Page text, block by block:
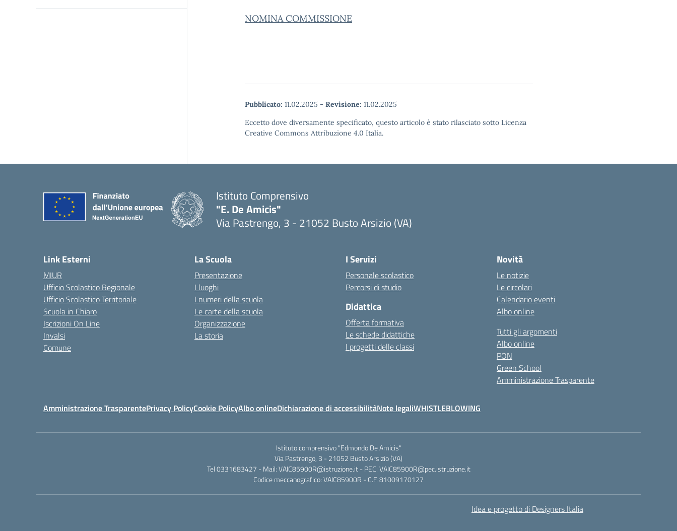
NOMINA COMMISSIONE
Pubblicato: 11.02.2025 - Revisione: 11.02.2025
Eccetto dove diversamente specificato, questo articolo è stato rilasciato sotto Licenza
Creative Commons Attribuzione 4.0 Italia.
Istituto Comprensivo
"E. De Amicis"
Via Pastrengo, 3 - 21052 Busto Arsizio (VA)
Link Esterni
MIUR
Ufficio Scolastico Regionale
Ufficio Scolastico Territoriale
Scuola in Chiaro
Iscrizioni On Line
Invalsi
Comune
La Scuola
Presentazione
I luoghi
I numeri della scuola
Le carte della scuola
Organizzazione
La storia
I Servizi
Personale scolastico
Percorsi di studio
Didattica
Offerta formativa
Le schede didattiche
I progetti delle classi
Novità
Le notizie
Le circolari
Calendario eventi
Albo online
Tutti gli argomenti
Albo online
PON
Green School
Amministrazione Trasparente
Amministrazione TrasparentePrivacy PolicyCookie PolicyAlbo onlineDichiarazione di accessibilitàNote legaliWHISTLEBLOWING
Istituto comprensivo "Edmondo De Amicis"
Via Pastrengo, 3 - 21052 Busto Arsizio (VA)
Tel 0331683427 - Mail: VAIC85900R@istruzione.it - PEC: VAIC85900R@pec.istruzione.it
Codice meccanografico: VAIC85900R - C.F. 81009170127
Idea e progetto di Designers Italia